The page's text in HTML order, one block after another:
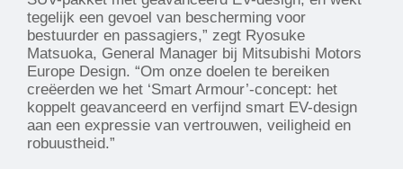
tegelijk een gevoel van bescherming voor
bestuurder en passagiers,” zegt Ryosuke
Matsuoka, General Manager bij Mitsubishi Motors
Europe Design. “Om onze doelen te bereiken
creëerden we het ‘Smart Armour’-concept: het
koppelt geavanceerd en verfijnd smart EV-design
aan een expressie van vertrouwen, veiligheid en
robuustheid.”